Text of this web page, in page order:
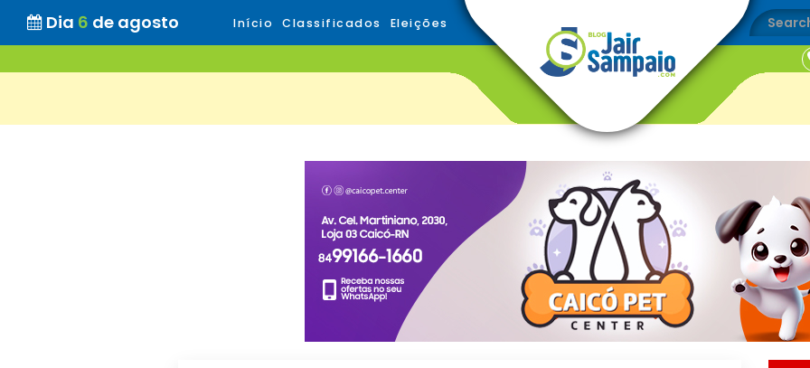
Dia 6 de agosto Início Classificados Eleições